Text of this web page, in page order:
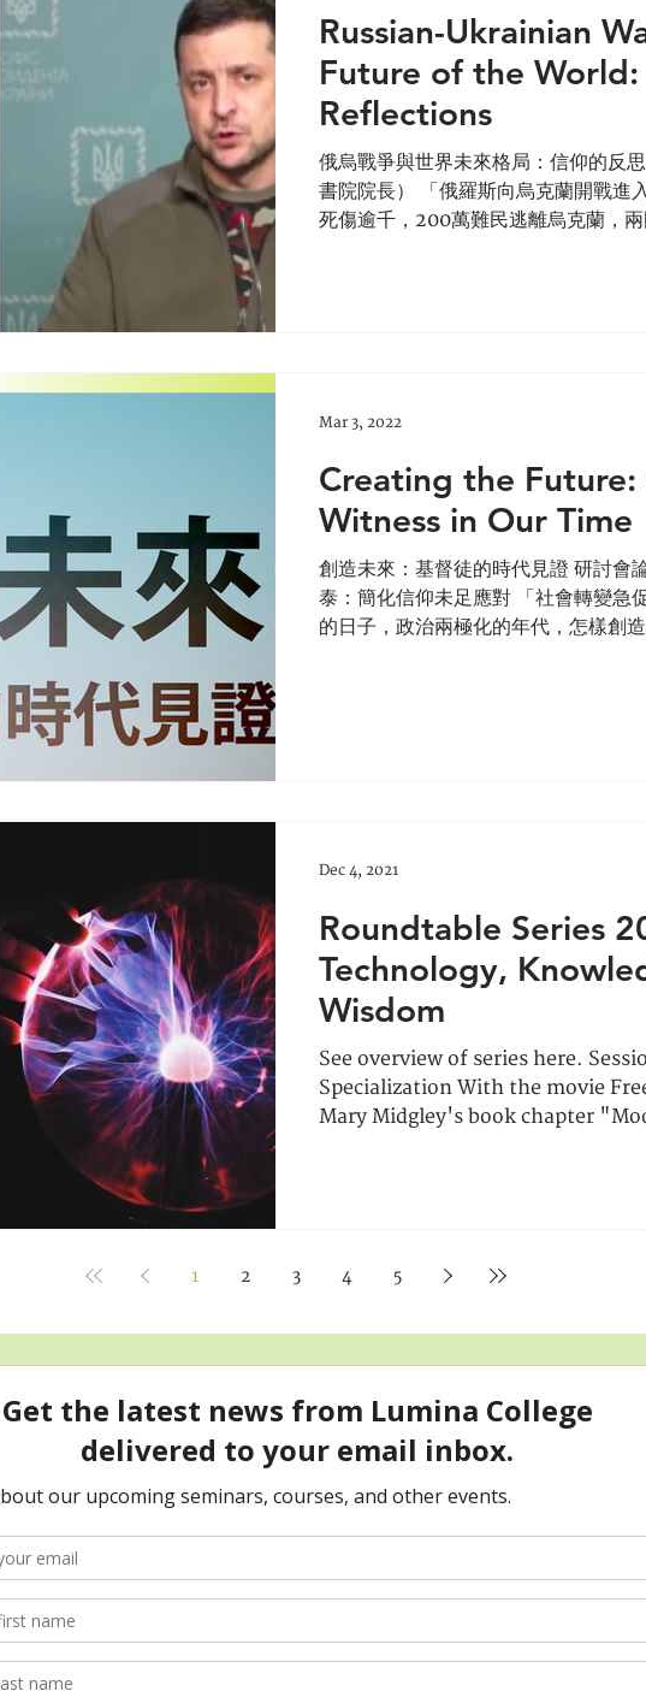
Russian-Ukrainian
Future of the World:
Reflections
俄烏戰爭與世界未來格局：信仰的反
書院院長） 「俄羅斯向烏克蘭開戰進
死傷逾千，200萬難民逃離烏克蘭，
Creating the Future:
Witness in Our Time
創造未來：基督徒的時代見證 研討會
泰：簡化信仰未足應對 「社會轉變急
的日子，政治兩極化的年代，怎樣創
Mar 3, 2022
Roundtable Series
Technology,
Wisdom
See overview of series here.
Specialization With the movie
Mary Midgley's book chapter
Dec 4, 2021
1 2 3 4 5